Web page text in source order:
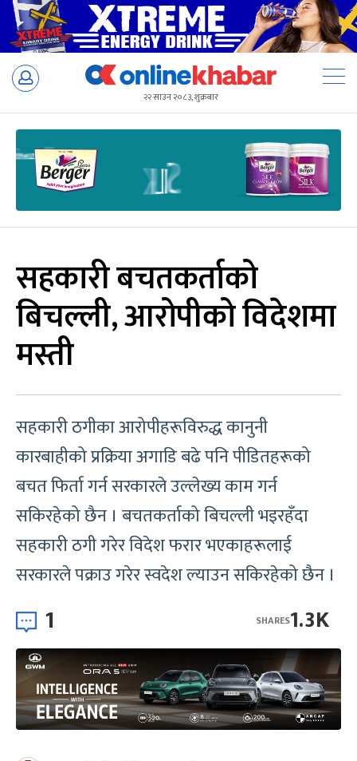
Skip
२२ साउन २०८३, शुक्रबार
सहकारी बचतकर्ताको
बिचल्ली, आरोपीको विदेशमा
मस्ती
सहकारी ठगीका आरोपीहरूविरुद्ध कानुनी
कारबाहीको प्रक्रिया अगाडि बढे पनि पीडितहरूको
बचत फिर्ता गर्न सरकारले उल्लेख्य काम गर्न
सकिरहेको छैन । बचतकर्ताको बिचल्ली भइरहँदा
सहकारी ठगी गरेर विदेश फरार भएकाहरूलाई
सरकारले पक्राउ गरेर स्वदेश ल्याउन सकिरहेको छैन ।
1 1.3K
SHARES